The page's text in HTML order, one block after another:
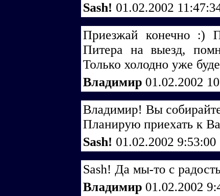
Sash! 01.02.2002
Приезжай конечно :)
Питера на выезд,
Только холодно уже
Владимир 01.02.2002
Владимир! Вы
Планирую приехать к
Sash! 01.02.2002 9:53:00
Sash! Да мы-то с
Владимир 01.02.2002